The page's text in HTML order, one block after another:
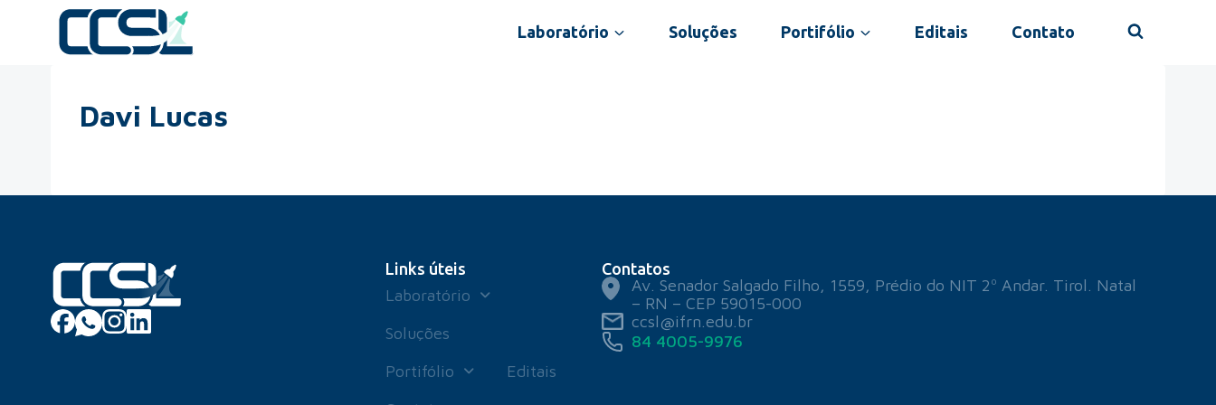
Laboratório Soluções Portifólio Editais Contato
Davi Lucas
Links úteis
Laboratório
Soluções
Portifólio
Editais
Contatos
Av. Senador Salgado Filho, 1559, Prédio do NIT 2º Andar. Tirol. Natal
– RN – CEP 59015-000
ccsl@ifrn.edu.br
84 4005-9976